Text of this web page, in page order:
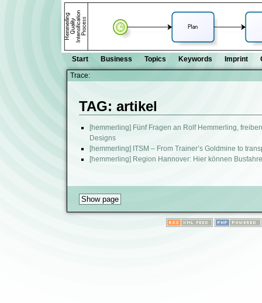
Start Business Topics Keywords Imprint
Trace:
TAG: artikel
[hemmerling] Fünf Fragen an Rolf Hemmerling,
Designs
[hemmerling] ITSM – From Trainer’s Goldmine to
[hemmerling] Region Hannover: Hier können